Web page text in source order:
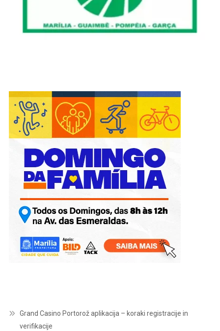
Grand Casino Portorož aplikacija – koraki registracije in
verifikacije